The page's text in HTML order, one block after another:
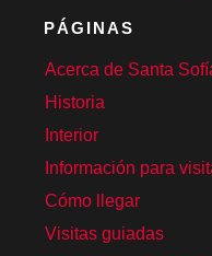
PÁGINAS
Acerca de Santa
Historia
Interior
Información para
Cómo llegar
Visitas guiadas